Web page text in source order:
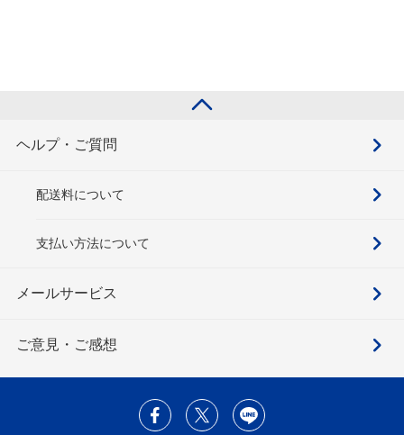
ヘルプ・ご質問
配送料について
支払い方法について
メールサービス
ご意見・ご感想